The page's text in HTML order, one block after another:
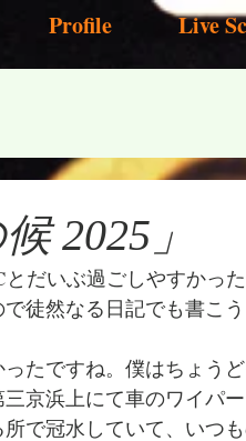
Profile Live
2025」
だいぶ過ごしやすかっ
徒然なる日記でも書こう
たですね。僕はちょう
京浜上にて車のワイパ
で冠水していて、いつ